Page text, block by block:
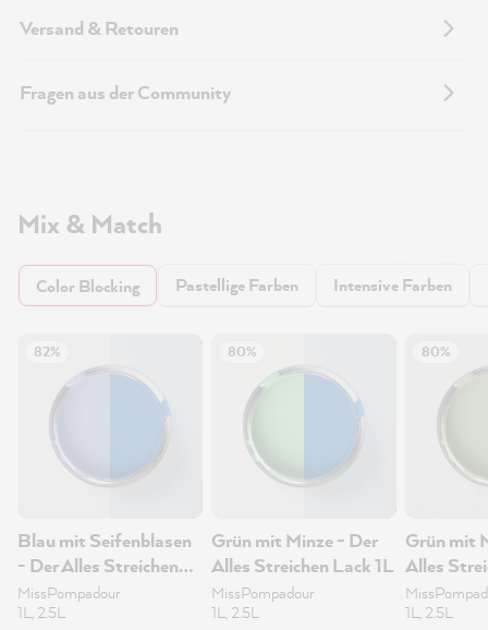
Versand & Retouren
Fragen aus der Community
Mix & Match
Color Blocking Pastellige Farben Intensive Farben
82%
Blau mit Seifenblasen
- Der Alles Streichen
Lack 1L
MissPompadour
1L, 2.5L
80%
Grün mit Minze - Der
Alles Streichen Lack 1L
MissPompadour
1L, 2.5L
80%
Grün mit
Alles
1L, 2.5L